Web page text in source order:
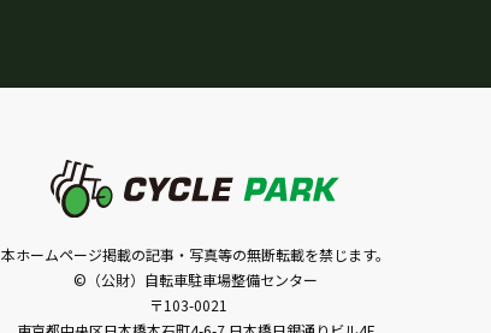
本ホームページ掲載の記事・写真等の無断転載を禁じます。
©（公財）自転車駐車場整備センター
〒103-0021